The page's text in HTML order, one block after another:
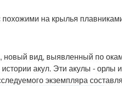
похожими на крылья
вид, выявленный по
акул. Эти акулы - орлы
экземпляра